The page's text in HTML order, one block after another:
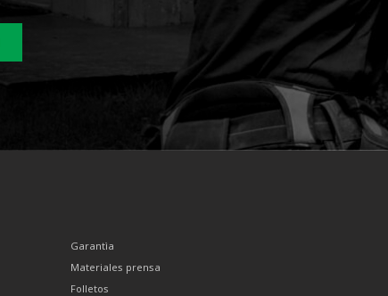
Garantìa
Materiales prensa
Folletos